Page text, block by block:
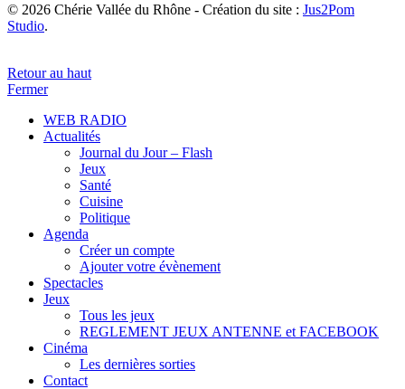
© 2026 Chérie Vallée du Rhône - Création du site : Jus2Pom
Studio.
Retour au haut
Fermer
WEB RADIO
Actualités
Journal du Jour – Flash
Jeux
Santé
Cuisine
Politique
Agenda
Créer un compte
Ajouter votre évènement
Spectacles
Jeux
Tous les jeux
REGLEMENT JEUX ANTENNE et FACEBOOK
Cinéma
Les dernières sorties
Contact